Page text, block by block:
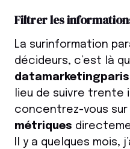
Filtrer les
La surinformation
décideurs, c’est là
lieu de suivre
concentrez-vous sur
métriques
Il y a quelques mois,